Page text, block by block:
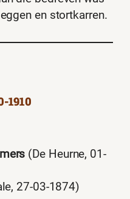
en stortkarren.
1910
(De Heurne, 01-
27-03-1874)